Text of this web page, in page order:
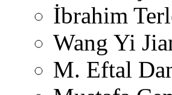
İbrahim
Wang Yi
M. Eftal